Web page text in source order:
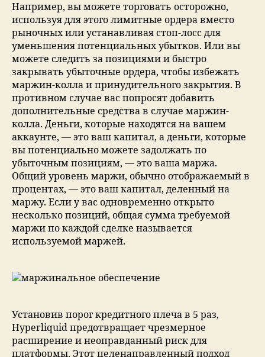
Например, вы можете торговать осторожно,
используя для этого лимитные ордера вместо
рыночных или устанавливая стоп-лосс для
уменьшения потенциальных убытков. Или вы
можете следить за позициями и быстро
закрывать убыточные ордера, чтобы избежать
маржин-колла и принудительного закрытия. В
противном случае вас попросят добавить
дополнительные средства в случае маржин-
колла. Деньги, которые находятся на вашем
аккаунте, — это ваш капитал, а деньги, которые
вы потенциально можете задолжать по
убыточным позициям, — это ваша маржа.
Общий уровень маржи, обычно отображаемый в
процентах, — это ваш капитал, деленный на
маржу. Если у вас одновременно открыто
несколько позиций, общая сумма требуемой
маржи по каждой сделке называется
используемой маржей.
Установив порог кредитного плеча в 5 раз,
Hyperliquid предотвращает чрезмерное
расширение и неоправданный риск для
платформы. Этот целенаправленный подход